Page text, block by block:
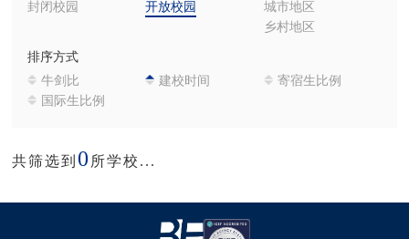
封闭校园
开放校园
城市地区
乡村地区
排序方式
牛剑比
建校时间
寄宿生比例
国际生比例
共筛选到 0 所学校...